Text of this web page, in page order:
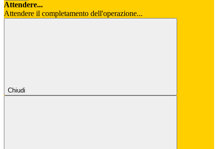
Attendere...
Attendere il completamento dell'operazione...
Chiudi